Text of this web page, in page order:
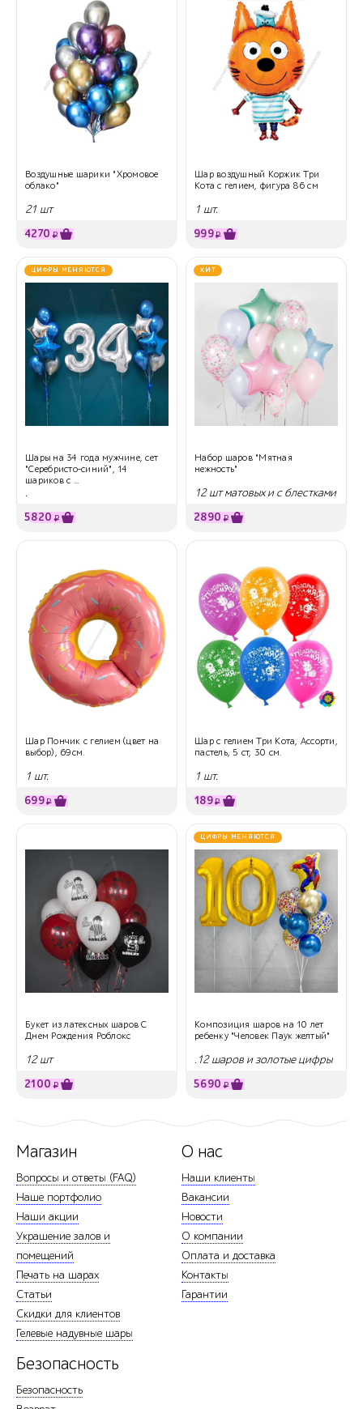
Воздушные шарики "Хромовое
облако"
21 шт
4270 ₽
Шар воздушный Коржик Три
Кота с гелием, фигура 86 см
1 шт.
999₽
ЦИФРЫ МЕНЯЮТСЯ
Шары на 34 года мужчине, сет
"Серебристо-синий", 14
шариков с ...
.
5820 ₽
ХИТ
Набор шаров "Мятная
нежность"
12 шт матовых и с блестками
2890 ₽
Шар Пончик с гелием (цвет на
выбор), 69см.
1 шт.
699₽
Шар с гелием Три Кота, Ассорти,
пастель, 5 ст, 30 см.
1 шт.
189₽
Букет из латексных шаров С
Днем Рождения Роблокс
12 шт
2100 ₽
ЦИФРЫ МЕНЯЮТСЯ
Композиция шаров на 10 лет
ребенку "Человек Паук желтый"
.12 шаров и золотые цифры
5690 ₽
Магазин
Вопросы и ответы (FAQ)
Наше портфолио
Наши акции
Украшение залов и
помещений
Печать на шарах
Статьи
Скидки для клиентов
Гелевые надувные шары
О нас
Наши клиенты
Вакансии
Новости
О компании
Оплата и доставка
Контакты
Гарантии
Безопасность
Безопасность